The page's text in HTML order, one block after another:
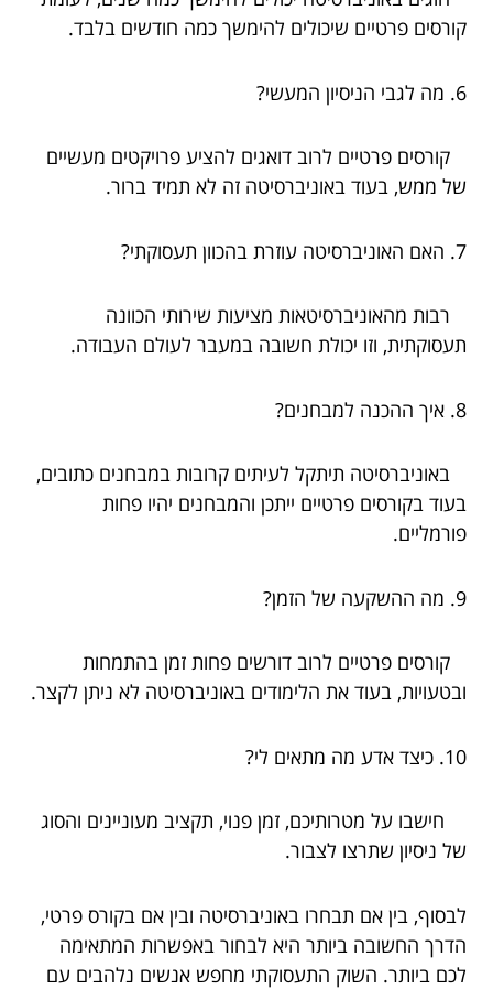
קורסים פרטיים שיכולים להימשך כמה חודשים בלבד.
6. מה לגבי הניסיון המעשי?
קורסים פרטיים לרוב דואגים להציע פרויקטים מעשיים
של ממש, בעוד באוניברסיטה זה לא תמיד ברור.
7. האם האוניברסיטה עוזרת בהכוון תעסוקתי?
רבות מהאוניברסיטאות מציעות שירותי הכוונה
תעסוקתית, וזו יכולת חשובה במעבר לעולם העבודה.
8. איך ההכנה למבחנים?
באוניברסיטה תיתקל לעיתים קרובות במבחנים כתובים,
בעוד בקורסים פרטיים ייתכן והמבחנים יהיו פחות
פורמליים.
9. מה ההשקעה של הזמן?
קורסים פרטיים לרוב דורשים פחות זמן בהתמחות
ובטעויות, בעוד את הלימודים באוניברסיטה לא ניתן לקצר.
10. כיצד אדע מה מתאים לי?
חישבו על מטרותיכם, זמן פנוי, תקציב מעוניינים והסוג
של ניסיון שתרצו לצבור.
לבסוף, בין אם תבחרו באוניברסיטה ובין אם בקורס פרטי,
הדרך החשובה ביותר היא לבחור באפשרות המתאימה
לכם ביותר. השוק התעסוקתי מחפש אנשים נלהבים עם